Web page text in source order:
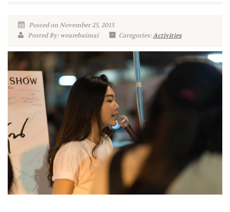
Posted on November 25, 2015
Posted By: wearebaimai
Categories:Activities